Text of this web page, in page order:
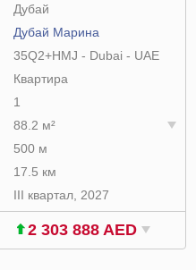
Дубай
Дубай Марина
35Q2+HMJ - Dubai - UAE
Квартира
1
88.2 м²
500 м
17.5 км
III квартал, 2027
2 303 888 AED